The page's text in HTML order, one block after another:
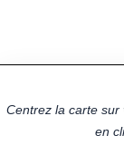
Centrez la carte
en